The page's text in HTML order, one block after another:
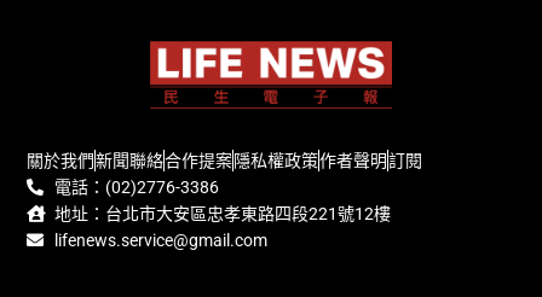
關於我們新聞聯絡合作提案隱私權政策作者聲明訂閱
電話：(02)2776-3386
地址：台北市大安區忠孝東路四段221號12樓
lifenews.service@gmail.com